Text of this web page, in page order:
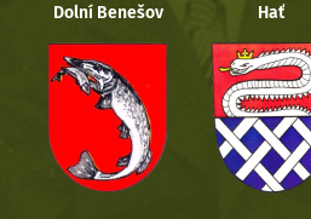
Dolní Benešov Hať